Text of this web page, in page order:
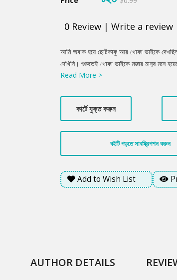
0 Review | Write a review
Product
Summery
আমি অবাক হয়ে ছোটকাকু আর খোকা ভাইকে
দেখিনি। শুরুতেই খোকা ভাইকে মজার মানুষ মনে
ভাই ছোটকাকুকে বলছেন, জমি কেনা, দখল এগুলো
কাছে।
Read More >
কার্টে যুক্ত করুন
বইটি পড়তে সাবস্ক্রিপশন করুন
Add to Wish List
AUTHOR DETAILS